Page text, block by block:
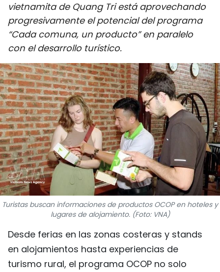
CULTURA - ENTRETENIMIENTO
INTERNACIONAL
DEPORTES
VIAJES
PUENTE DE AMISTAD
HISTORIAS MULTIMEDIA
FOTOGRAFÍA
¿QUIÉNES SOMOS?
TIẾNG VIỆT
ENGLISH
vietnamita de Quang Tri está aprovechando
progresivamente el potencial del programa
“Cada comuna, un producto” en paralelo
con el desarrollo turístico.
Turistas buscan informaciones de productos OCOP en hoteles y
lugares de alojamiento. (Foto: VNA)
Desde ferias en las zonas costeras y stands
en alojamientos hasta experiencias de
turismo rural, el programa OCOP no solo